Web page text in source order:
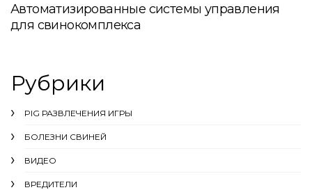
Автоматизированные системы управления
для свинокомплекса
Рубрики
PIG РАЗВЛЕЧЕНИЯ ИГРЫ
БОЛЕЗНИ СВИНЕЙ
ВИДЕО
ВРЕДИТЕЛИ